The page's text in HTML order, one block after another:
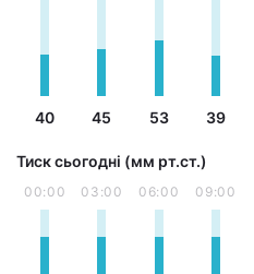
40 45 53 39
Тиск сьогодні (мм рт.ст.)
00:00 03:00 06:00 09:00